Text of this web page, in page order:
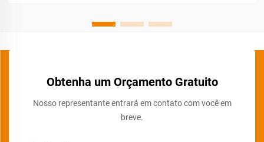
Obtenha um Orçamento Gratuito
Nosso representante entrará em contato com você em
breve.